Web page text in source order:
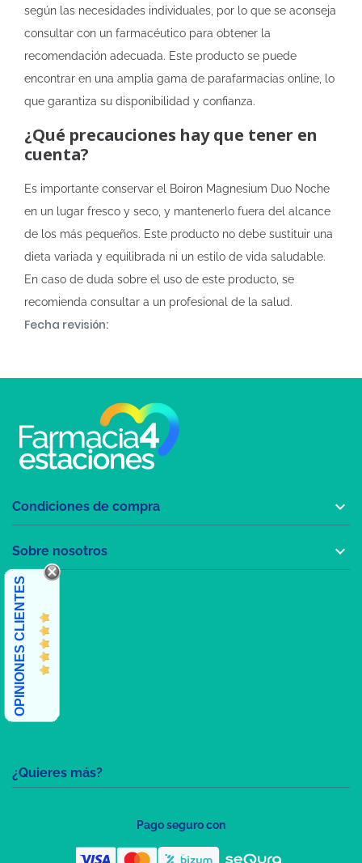
según las necesidades individuales, por lo que se aconseja
consultar con un farmacéutico para obtener la
recomendación adecuada. Este producto se puede
encontrar en una amplia gama de parafarmacias online, lo
que garantiza su disponibilidad y confianza.
¿Qué precauciones hay que tener en
cuenta?
Es importante conservar el Boiron Magnesium Duo Noche
en un lugar fresco y seco, y mantenerlo fuera del alcance
de los más pequeños. Este producto no debe sustituir una
dieta variada y equilibrada ni un estilo de vida saludable.
En caso de duda sobre el uso de este producto, se
recomienda consultar a un profesional de la salud.
Fecha revisión:
¿Quieres más?
Condiciones de compra 
Sobre nosotros 
OPINIONES CLIENTES
Pago seguro con